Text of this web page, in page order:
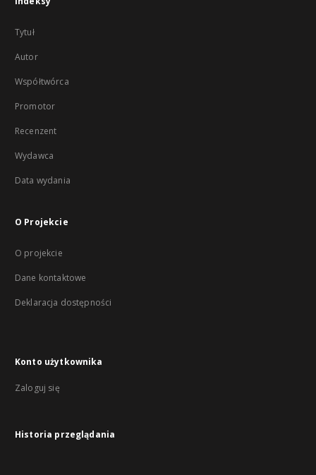
Tytuł
Autor
Współtwórca
Promotor
Recenzent
Wydawca
Data wydania
O Projekcie
O projekcie
Dane kontaktowe
Deklaracja dostępności
Konto użytkownika
Zaloguj się
Historia przeglądania